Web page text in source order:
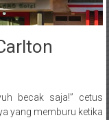
becak saja!” cetus
yang memburu ketika